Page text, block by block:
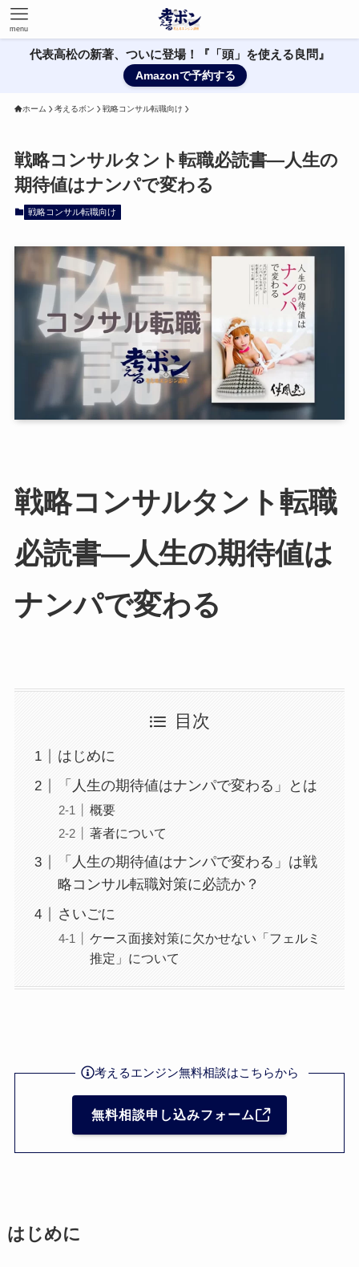
menu
代表高松の新著、ついに登場！『「頭」を使える良問』
Amazonで予約する
ホーム 考えるボン 戦略コンサル転職向け
戦略コンサルタント転職必読書—人生の
期待値はナンパで変わる
戦略コンサル転職向け
戦略コンサルタント転職
必読書—人生の期待値は
ナンパで変わる
目次
はじめに
「人生の期待値はナンパで変わる」とは
概要
著者について
「人生の期待値はナンパで変わる」は戦
略コンサル転職対策に必読か？
さいごに
ケース面接対策に欠かせない「フェルミ
推定」について
考えるエンジン無料相談はこちらから
無料相談申し込みフォーム
はじめに